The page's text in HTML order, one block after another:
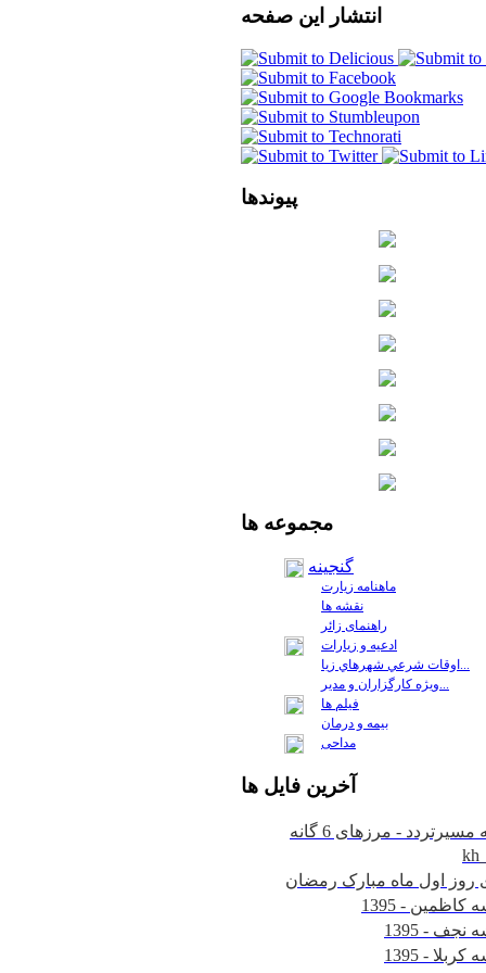
انتشار این صفحه
پیوندها
مجموعه ها
گنجینه
ماهنامه زیارت
نقشه ها
راهنمای زائر
ادعیه و زیارات
فيلم ها
بیمه و درمان
مداحی
آخرين فايل ها